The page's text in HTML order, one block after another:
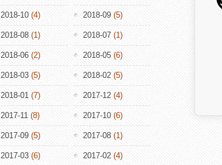
2018-10 (4) 2018-09 (5)
2018-08 (1) 2018-07 (1)
2018-06 (2) 2018-05 (6)
2018-03 (5) 2018-02 (5)
2018-01 (7) 2017-12 (4)
2017-11 (8) 2017-10 (6)
2017-09 (5) 2017-08 (1)
2017-03 (6) 2017-02 (4)